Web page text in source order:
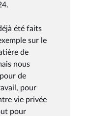
été faits
sur le
de
nous
de
pour
vie privée
pour